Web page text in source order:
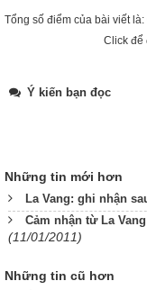
Tổng số điểm của bài viết
Click để
Ý kiến bạn đọc
Những tin mới hơn
La Vang: ghi nhận
Cảm nhận từ La
(11/01/2011)
Những tin cũ hơn